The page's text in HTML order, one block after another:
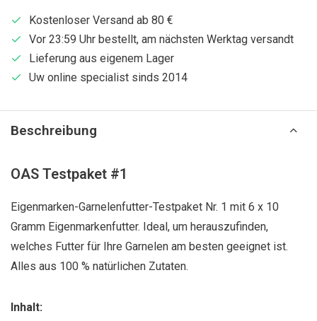
Kostenloser Versand ab 80 €
Vor 23:59 Uhr bestellt, am nächsten Werktag versandt
Lieferung aus eigenem Lager
Uw online specialist sinds 2014
Beschreibung
OAS Testpaket #1
Eigenmarken-Garnelenfutter-Testpaket Nr. 1 mit 6 x 10
Gramm Eigenmarkenfutter. Ideal, um herauszufinden,
welches Futter für Ihre Garnelen am besten geeignet ist.
Alles aus 100 % natürlichen Zutaten.
Inhalt: